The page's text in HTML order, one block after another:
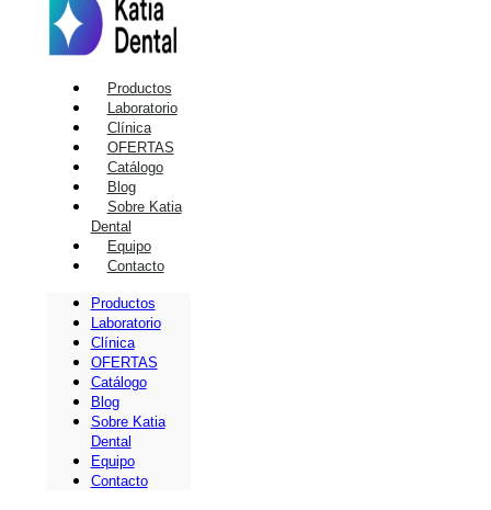
Productos
Laboratorio
Clínica
OFERTAS
Catálogo
Blog
Sobre Katia
Dental
Equipo
Contacto
Productos
Laboratorio
Clínica
OFERTAS
Catálogo
Blog
Sobre Katia
Dental
Equipo
Contacto